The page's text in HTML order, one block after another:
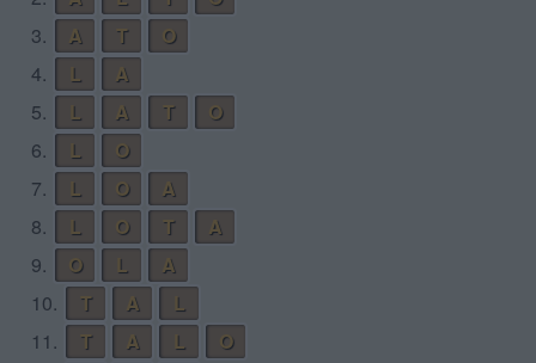
3.
A T
O
4.
L
A
5.
L A T
O
6.
L
O
7.
L O
A
8.
L O T
A
9.
O L
A
10.
T A
L
11.
T A L
O